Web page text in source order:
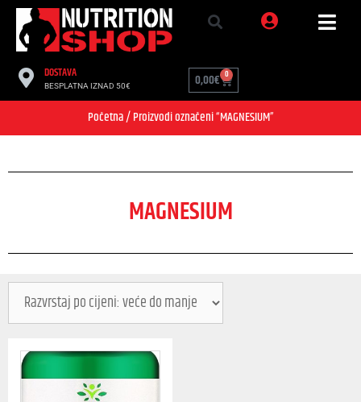
DOSTAVA
BESPLATNA IZNAD 50€ 0,00€ 0
Početna/ Proizvodi označeni “MAGNESIUM”
MAGNESIUM